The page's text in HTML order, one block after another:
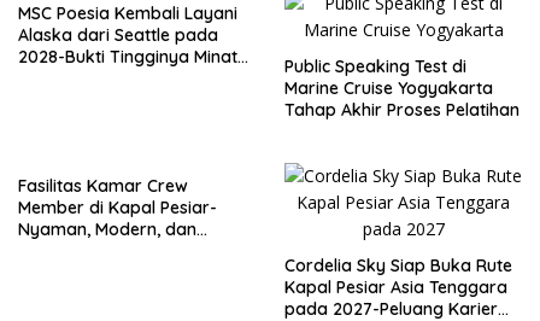
MSC Poesia Kembali Layani
Alaska dari Seattle pada
2028-Bukti Tingginya Minat
Public Speaking Test di
Marine Cruise Yogyakarta
Tahap Akhir Proses Pelatihan
Fasilitas Kamar Crew
Member di Kapal Pesiar-
Nyaman, Modern, dan
Cordelia Sky Siap Buka Rute
Kapal Pesiar Asia Tenggara
pada 2027-Peluang Karier